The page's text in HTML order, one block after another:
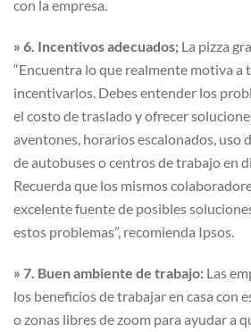
con la empresa.
» 6. Incentivos adecuados; La pizza
“Encuentra lo que realmente motiva a
incentivarlos. Debes entender los
el costo de traslado y ofrecer
aventones, horarios escalonados, uso
de autobuses o centros de trabajo en
Recuerda que los mismos
excelente fuente de posibles
estos problemas”, recomienda Ipsos.
» 7. Buen ambiente de trabajo: Las
los beneficios de trabajar en casa con
o zonas libres de zoom para ayudar a